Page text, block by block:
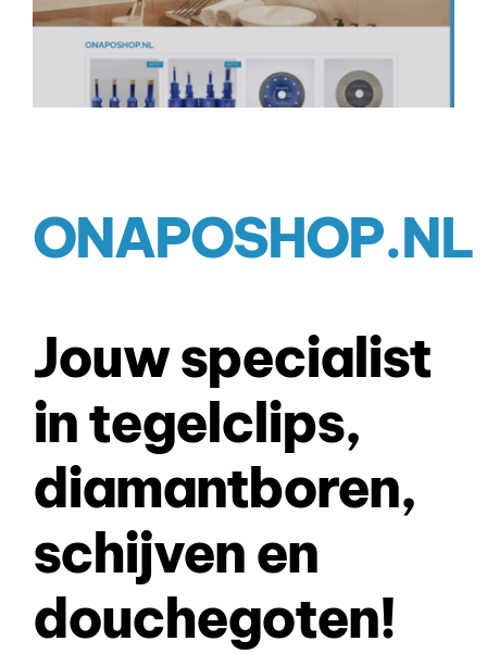
ONAPOSHOP.NL
Jouw specialist
in tegelclips,
diamantboren,
schijven en
douchegoten!